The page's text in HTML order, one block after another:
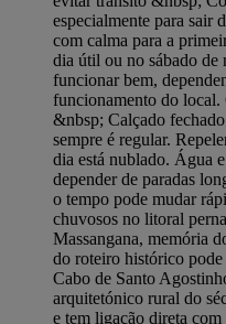
especialmente para sair
com calma para a
dia útil ou no sábado de
funcionar bem,
funcionamento do local.
&nbsp; Calçado
sempre é regular.
dia está nublado. Água
depender de paradas
o tempo pode mudar
chuvosos no litoral
Massangana, memória
do roteiro histórico
Cabo de Santo
arquitetónico rural do
e tem ligação direta